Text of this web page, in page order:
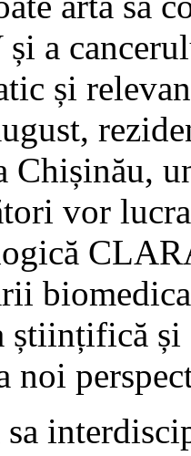
a
și
Chișinău,
vor
științifică
noi
sa